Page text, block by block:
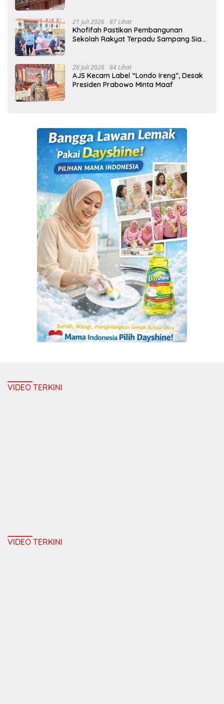
21 Juli 2026 87 Lihat
Khofifah Pastikan Pembangunan
Sekolah Rakyat Terpadu Sampang Siap
26 Juli 2026 84 Lihat
AJS Kecam Label “Londo Ireng”, Desak
Presiden Prabowo Minta Maaf
VIDEO TERKINI
VIDEO TERKINI